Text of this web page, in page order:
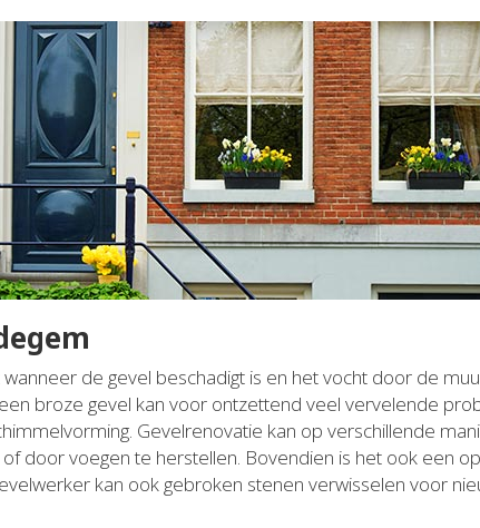
de gevel beschadigt is en het vocht door de
broze gevel kan voor ontzettend veel vervelende
Gevelrenovatie kan op verschillende
door voegen te herstellen. Bovendien is het ook een
kan ook gebroken stenen verwisselen voor